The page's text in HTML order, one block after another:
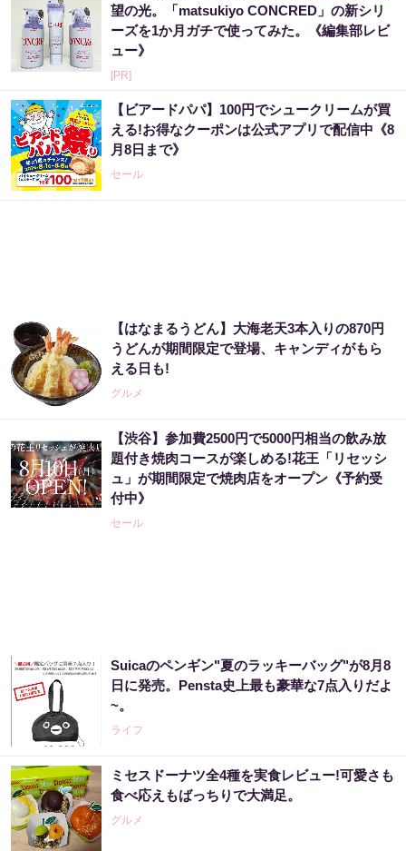
望の光。「matsukiyo CONCRED」の新シリ
ーズを1か月ガチで使ってみた。《編集部レビ
ュー》
[PR]
【ビアードパパ】100円でシュークリームが買
える!お得なクーポンは公式アプリで配信中《8
月8日まで》
セール
【はなまるうどん】大海老天3本入りの870円
うどんが期間限定で登場、キャンディがもら
える日も!
グルメ
【渋谷】参加費2500円で5000円相当の飲み放
題付き焼肉コースが楽しめる!花王「リセッシ
ュ」が期間限定で焼肉店をオープン《予約受
付中》
セール
Suicaのペンギン"夏のラッキーバッグ"が8月8
日に発売。Pensta史上最も豪華な7点入りだよ
~。
ライフ
ミセスドーナツ全4種を実食レビュー!可愛さも
食べ応えもばっちりで大満足。
グルメ